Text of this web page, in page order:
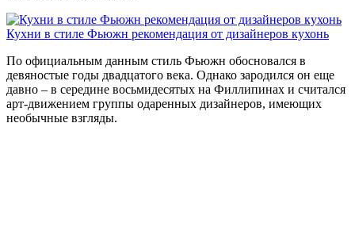
Кухни в стиле Фьюжн рекомендация от дизайнеров кухонь
По официальным данным стиль Фьюжн обосновался в
девяностые годы двадцатого века. Однако зародился он еще
давно – в середине восьмидесятых на Филлипинах и считался
арт-движением группы одаренных дизайнеров, имеющих
необычные взгляды.